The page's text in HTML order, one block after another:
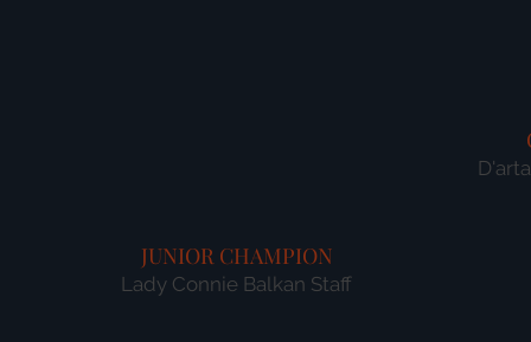
JUNIOR CHAMPION
Lady Connie Balkan Staff